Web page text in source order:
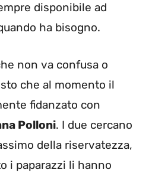
disponibile ad
ha bisogno.
non va confusa o
che al momento il
fidanzato con
Polloni. I due cercano
della riservatezza,
i paparazzi li hanno